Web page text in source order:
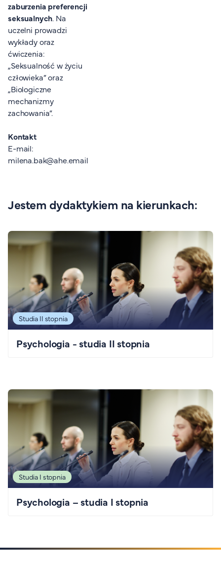
zaburzenia preferencji
seksualnych. Na
uczelni prowadzi
wykłady oraz
ćwiczenia:
„Seksualność w życiu
człowieka” oraz
„Biologiczne
mechanizmy
zachowania”.
Kontakt
E-mail:
milena.bak@ahe.email
Jestem dydaktykiem na kierunkach:
Studia II stopnia
Psychologia - studia II stopnia
Studia I stopnia
Psychologia – studia I stopnia